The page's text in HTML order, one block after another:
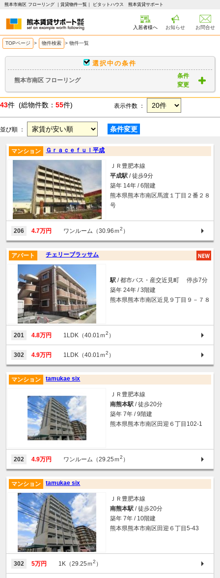
熊本市南区 フローリング ｜賃貸物件一覧｜ ピタットハウス 熊本賃貸サポート
入居者様へ お知らせ お問合せ
TOPページ > 物件検索 > 物件一覧
選択中の条件
熊本市南区 フローリング
条件
変更
43件 (総物件数： 55件) 表示件数 ：
並び順 ： 条件変更
Ｇｒａｃｅｆｕｌ平成
マンション
ＪＲ豊肥本線
平成駅 / 徒歩9分
築年 14年 / 6階建
熊本県熊本市南区馬渡１丁目２番２８
号
206 4.7万円 ワンルーム（30.96ｍ2 ）
チェリーブラッサム
アパート
駅 / 都市バス・産交近見町 停歩7分
築年 24年 / 3階建
熊本県熊本市南区近見９丁目９－７８
201 4.8万円 1LDK（40.01ｍ2 ）
302 4.9万円 1LDK（40.01ｍ2 ）
tamukae six
マンション
ＪＲ豊肥本線
南熊本駅 / 徒歩20分
築年 7年 / 9階建
熊本県熊本市南区田迎６丁目102-1
202 4.9万円 ワンルーム（29.25ｍ2 ）
tamukae six
マンション
ＪＲ豊肥本線
南熊本駅 / 徒歩20分
築年 7年 / 10階建
熊本県熊本市南区田迎６丁目5-43
302 5万円 1K（29.25ｍ2 ）